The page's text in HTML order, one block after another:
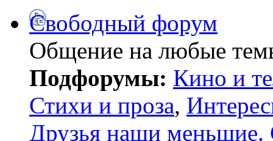
Свободный форум
Общение на любые
Подфорумы: Кино и
Стихи и проза,
Друзья наши меньшие.